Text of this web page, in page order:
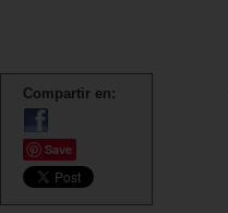
Compartir en:
Save